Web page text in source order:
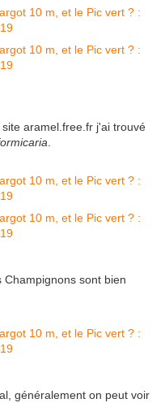
aramel.free.fr j'ai trouvé
sont bien
généralement on peut voir